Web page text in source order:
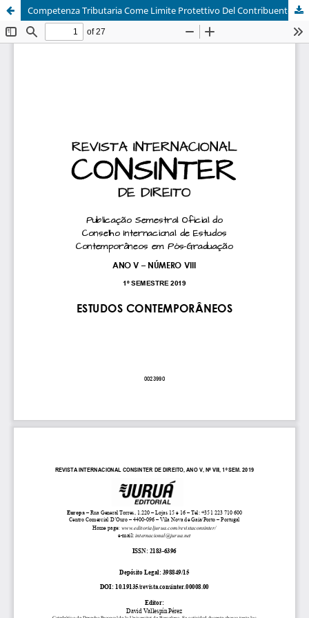
Competenza Tributaria Come Limite Protettivo Del Contribuente